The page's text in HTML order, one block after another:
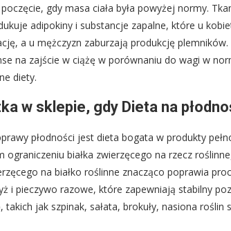
gdy masa ciała była powyżej normy.
adipokiny i substancje zapalne, które u
a u mężczyzn zaburzają produkcję
na zajście w ciążę w porównaniu do wagi w
diety.
w sklepie, gdy Dieta na
płodności jest dieta bogata w produkty
ograniczeniu białka zwierzęcego na rzecz
na białko roślinne znacząco poprawia
i pieczywo razowe, które zapewniają stabilny
, takich jak szpinak, sałata, brokuły, nasiona